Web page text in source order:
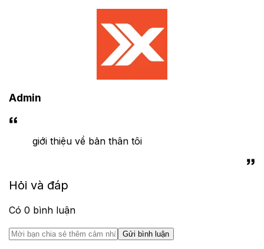
Admin
giới thiệu về bản thân tôi
Hỏi và đáp
Có 0 bình luận
Gửi bình luận